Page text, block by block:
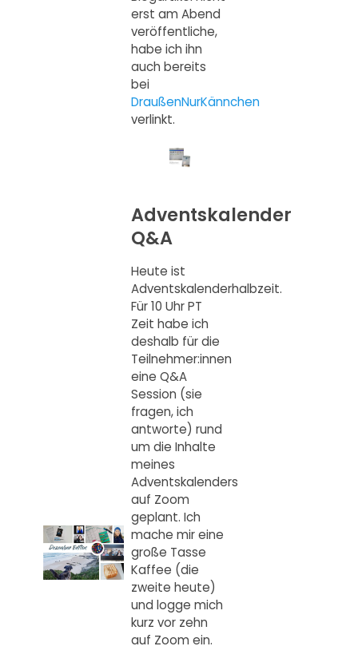
erst am Abend
veröffentliche,
habe ich ihn
auch bereits
bei
DraußenNurKännchen
verlinkt.
Adventskalender
Q&A
Heute ist
Adventskalenderhalbzeit.
Für 10 Uhr PT
Zeit habe ich
deshalb für die
Teilnehmer:innen
eine Q&A
Session (sie
fragen, ich
antworte) rund
um die Inhalte
meines
Adventskalenders
auf Zoom
geplant. Ich
mache mir eine
große Tasse
Kaffee (die
zweite heute)
und logge mich
kurz vor zehn
auf Zoom ein.